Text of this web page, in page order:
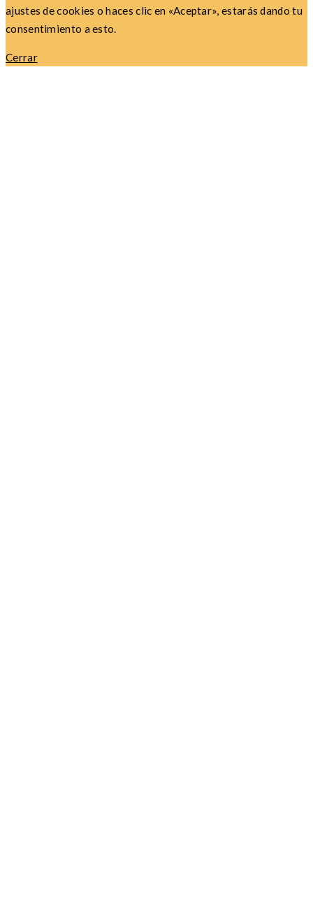
ajustes de cookies o haces clic en «Aceptar», estarás dando tu
consentimiento a esto.
Cerrar